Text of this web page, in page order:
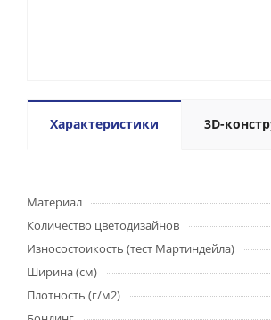
Характеристики 3D-
Материал
Количество цветодизайнов
Износостоикость (тест Мартиндейла)
Ширина (см)
Плотность (г/м2)